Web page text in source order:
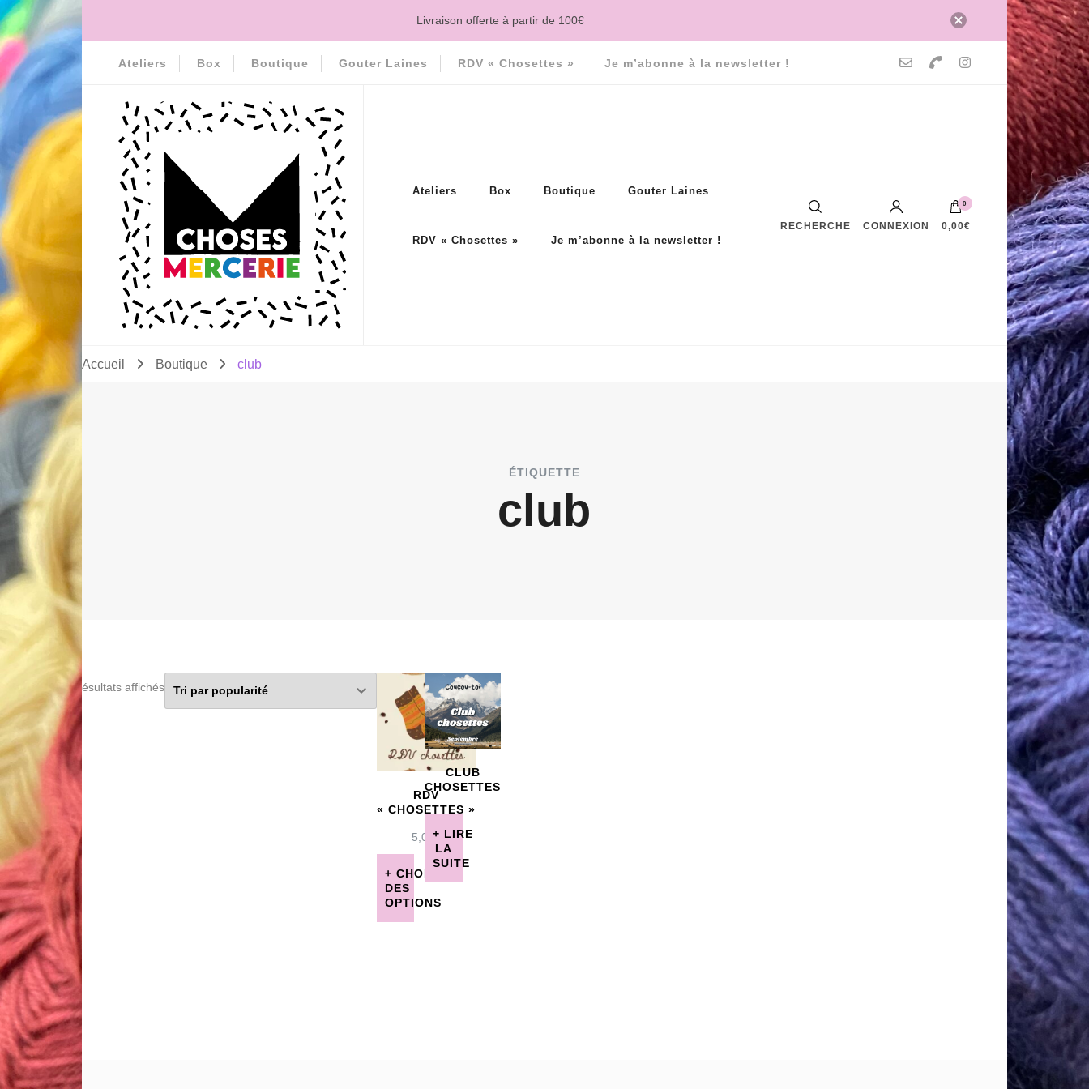
Livraison offerte à partir de 100€
Ateliers Box Boutique Gouter Laines RDV « Chosettes » Je m’abonne à la newsletter !
MERCERIE MCHOSES
Ateliers Box Boutique Gouter Laines
RDV « Chosettes » Je m’abonne à la newsletter !
RECHERCHE CONNEXION
0
0,00€
Accueil Boutique club
ÉTIQUETTE
club
2 résultats affichésTrié
RDV
« CHOSETTES »
5,00€
CHOIX
DES
OPTIONS
CLUB
CHOSETTES
LIRE
LA
SUITE